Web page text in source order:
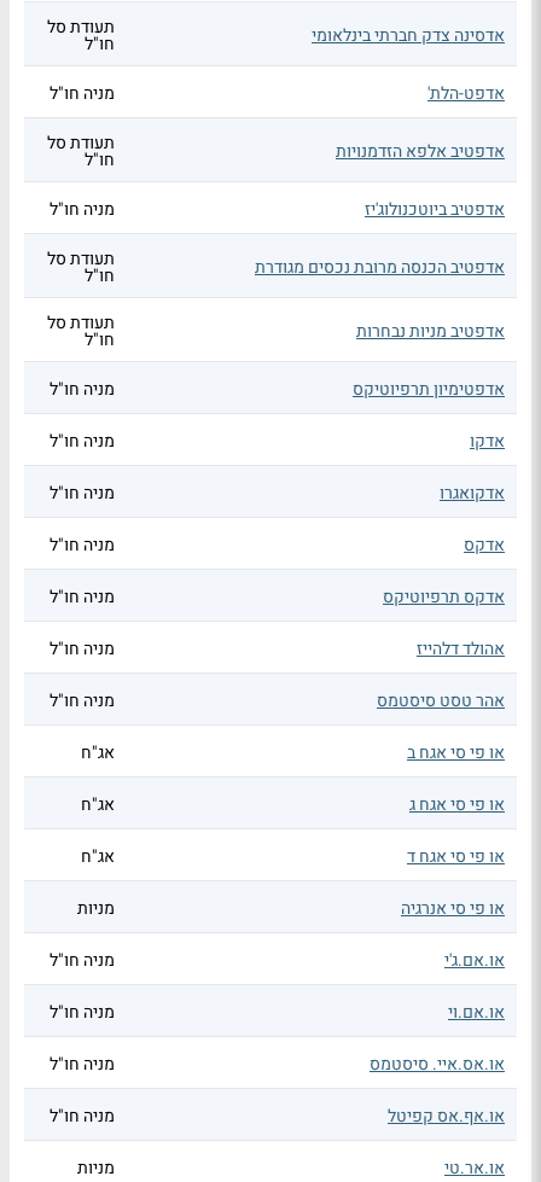
אדסינה צדק חברתי בינלאומי תעודת סל
חו"ל
אדפט-הלת'
מניה חו"ל
אדפטיב אלפא הזדמנויות תעודת סל
חו"ל
אדפטיב ביוטכנולוג'יז
מניה חו"ל
אדפטיב הכנסה מרובת נכסים מגודרת תעודת סל
חו"ל
אדפטיב מניות נבחרות תעודת סל
חו"ל
אדפטימיון תרפיוטיקס
מניה חו"ל
אדקו מניה חו"ל
אדקואגרו מניה חו"ל
אדקס מניה חו"ל
אדקס תרפיוטיקס מניה חו"ל
אהולד דלהייז מניה חו"ל
אהר טסט סיסטמס מניה חו"ל
או פי סי אגח ב אג"ח
או פי סי אגח ג אג"ח
או פי סי אגח ד אג"ח
או פי סי אנרגיה מניות
או.אם.ג'י מניה חו"ל
או.אם.וי מניה חו"ל
או.אס.איי. סיסטמס מניה חו"ל
או.אף.אס קפיטל מניה חו"ל
או.אר.טי מניות